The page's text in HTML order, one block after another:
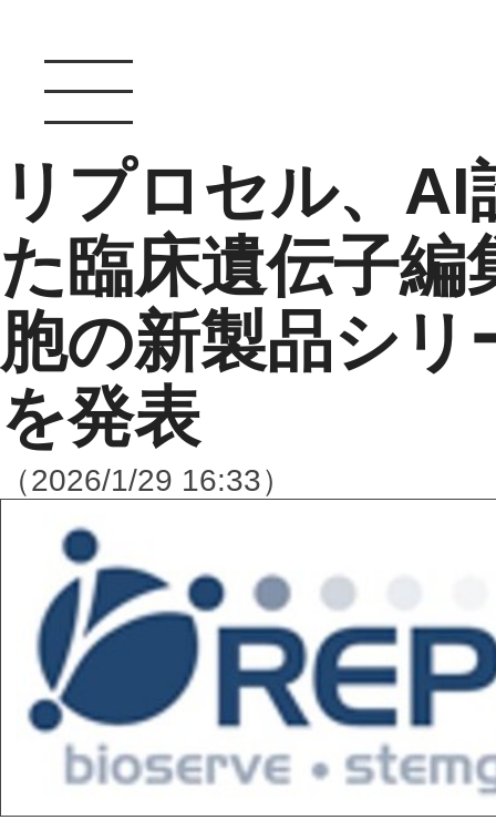
リプロセル、
た臨床遺伝子
胞の新製品シ
を発表
（2026/1/29 16:33）